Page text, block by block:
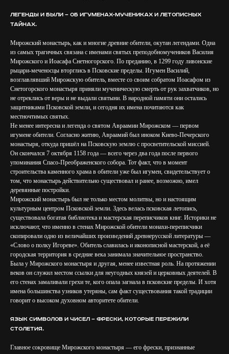
Легенды и были — об игуменах-мучениках и летописных
тайнах.
Мирожский монастырь, как и многие древние обители, окутан легендами. Одна
из самых трагичных связана с именами святых преподобномучеников Василия
Мирожского и Иоасафа Снетногорского. По преданию, в 1299 году ливонские
рыцари-меченосцы вторглись в Псковские пределы. Игумен Василий,
возглавлявший Мирожскую обитель, вместе со своим собратом Иоасафом из
Снетогорского монастыря приняли мученическую смерть от рук захватчиков, но
не отреклись от веры и не выдали святыни. В народной памяти они остались
защитниками Псковской земли, и сегодня их имена почитаются как
местночтимых святых.
Не менее интересна и легенда о святом Авраамии Мирожском — первом
игумене обители. Согласно житию, Авраамий был иноком Киево-Печерского
монастыря, откуда пришёл на Псковскую землю с просветительской миссией.
Он скончался 7 октября 1158 года — всего через два года после первого
упоминания Спасо-Преображенского собора. Тот факт, что в момент
строительства каменного храма в обители уже был игумен, свидетельствует о
том, что монастырь действительно существовал и ранее, возможно, имел
деревянные постройки.
Мирожский монастырь был не только местом молитвы, но и настоящим
культурным центром Псковской земли. Здесь велась псковская летопись,
существовала богатая библиотека и мастерская переписчиков книг. Историки не
исключают, что именно в стенах Мирожской обители монахи-переписчики
скопировали одно из величайших произведений древнерусской литературы —
«Слово о полку Игореве». Обитель славилась и иконописной мастерской, а её
городская территория в средние века занимала значительное пространство.
Была у Мирожского монастыря и другая, менее известная роль. На протяжении
веков он служил местом ссылки для неугодных князей и церковных деятелей. В
его стенах замаливали грехи те, кого опала загнала в псковские пределы. И хотя
имена большинства узников утеряны, сам факт существования такой традиции
говорит о высоком духовном авторитете обители.
Язык символов и чисел — фрески, которые пережили
столетия.
Главное сокровище Мирожского монастыря — его фрески, признанные